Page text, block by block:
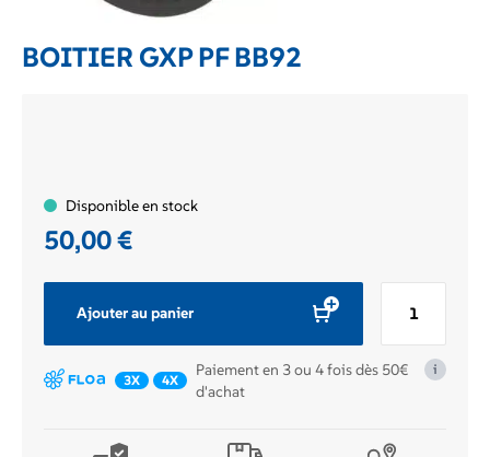
BOITIER GXP PF BB92
50,00€
Disponible en stock
Ajouter au panier
BOITIER
GXP
i
3X 4X
Paiement en 3 ou 4 fois dès 50€
d'achat